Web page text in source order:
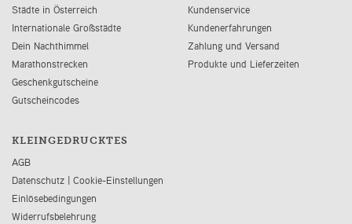
Städte in Österreich
Internationale Großstädte
Dein Nachthimmel
Marathonstrecken
Geschenkgutscheine
Gutscheincodes
Kundenservice
Kundenerfahrungen
Zahlung und Versand
Produkte und Lieferzeiten
KLEINGEDRUCKTES
AGB
Datenschutz | Cookie-Einstellungen
Einlösebedingungen
Widerrufsbelehrung